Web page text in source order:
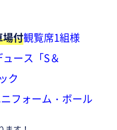
場付観覧席1組様
ース「S＆
ク
フォーム・ボール